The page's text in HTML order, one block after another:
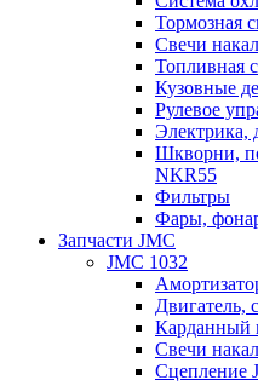
Тормозная
Свечи
Топливная
Кузовные
Рулевое
Электрика,
Шкворни,
NKR55
Фильтры
Фары,
Запчасти JMC
JMC 1032
Двигатель,
Карданный
Свечи
Сцепление